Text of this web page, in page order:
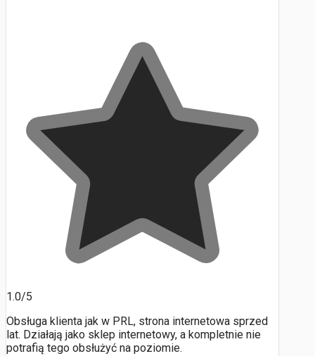
1.0/5
Obsługa klienta jak w PRL, strona internetowa sprzed
lat. Działają jako sklep internetowy, a kompletnie nie
potrafią tego obsłużyć na poziomie.